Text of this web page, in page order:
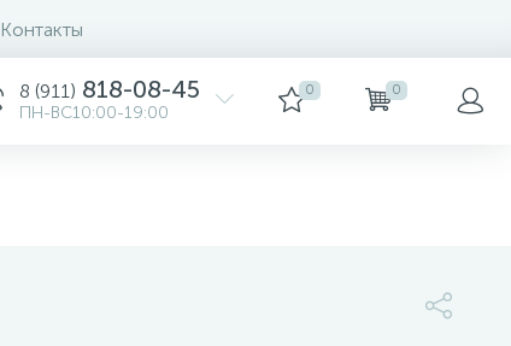
Контакты
8 (911) 818-08-45
ПН-ВС10:00-19:00
0 0